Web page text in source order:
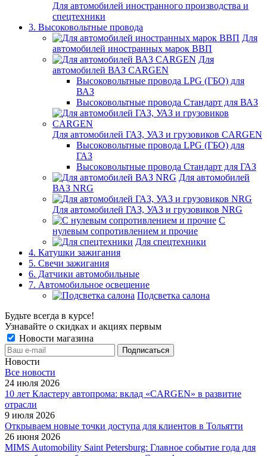
Для автомобилей иностранного производства и
спецтехники
3. Высоковольтные провода
Для
автомобилей иностранных марок ВВП
Для
автомобилей ВАЗ CARGEN
Высоковольтные провода LPG (ГБО) для
ВАЗ
Высоковольтные провода Стандарт для ВАЗ
Для автомобилей ГАЗ, УАЗ и грузовиков CARGEN
Высоковольтные провода LPG (ГБО) для
ГАЗ
Высоковольтные провода Стандарт для ГАЗ
Для автомобилей
ВАЗ NRG
Для автомобилей ГАЗ, УАЗ и грузовиков NRG
С
нулевым сопротивлением и прочие
Для спецтехники
4. Катушки зажигания
5. Свечи зажигания
6. Датчики автомобильные
7. Автомобильное освещение
Подсветка салона
Будьте всегда в курсе!
Узнавайте о скидках и акциях первым
Новости магазина
Новости
Все новости
24 июля 2026
10 лет Кластеру автопрома: вклад «CARGEN» в развитие
отрасли
9 июля 2026
Открываем новые точки доступа для клиентов в Тольятти
26 июня 2026
MIMS Automobility Saint Petersburg: Главное событие года для